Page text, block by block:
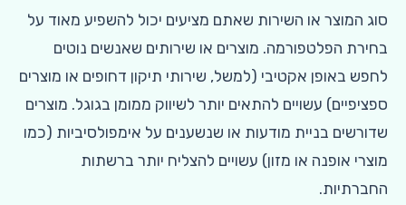
סוג המוצר או השירות שאתם מציעים יכול להשפיע מאוד על
בחירת הפלטפורמה. מוצרים או שירותים שאנשים נוטים
לחפש באופן אקטיבי (למשל, שירותי תיקון דחופים או מוצרים
ספציפיים) עשויים להתאים יותר לשיווק ממומן בגוגל. מוצרים
שדורשים בניית מודעות או שנשענים על אימפולסיביות (כמו
מוצרי אופנה או מזון) עשויים להצליח יותר ברשתות
החברתיות.